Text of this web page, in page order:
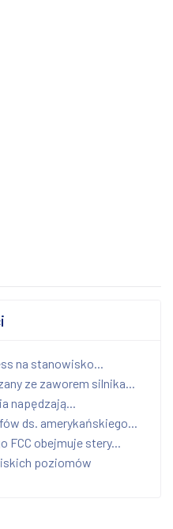
na stanowisko...
ze zaworem silnika...
napędzają...
ds. amerykańskiego...
FCC obejmuje stery...
poziomów